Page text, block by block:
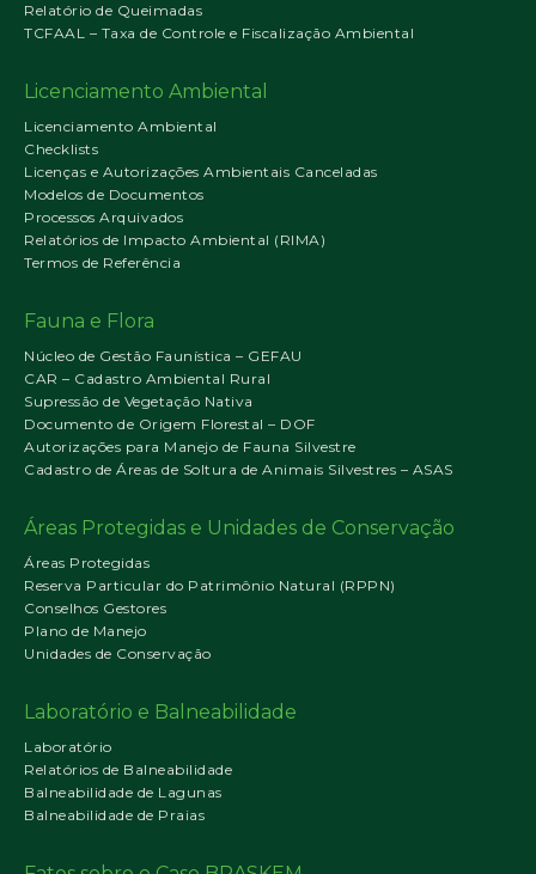
Relatório de Queimadas
TCFAAL – Taxa de Controle e Fiscalização Ambiental
Licenciamento Ambiental
Licenciamento Ambiental
Checklists
Licenças e Autorizações Ambientais Canceladas
Modelos de Documentos
Processos Arquivados
Relatórios de Impacto Ambiental (RIMA)
Termos de Referência
Fauna e Flora
Núcleo de Gestão Faunística – GEFAU
CAR – Cadastro Ambiental Rural
Supressão de Vegetação Nativa
Documento de Origem Florestal – DOF
Autorizações para Manejo de Fauna Silvestre
Cadastro de Áreas de Soltura de Animais Silvestres – ASAS
Áreas Protegidas e Unidades de Conservação
Áreas Protegidas
Reserva Particular do Patrimônio Natural (RPPN)
Conselhos Gestores
Plano de Manejo
Unidades de Conservação
Laboratório e Balneabilidade
Laboratório
Relatórios de Balneabilidade
Balneabilidade de Lagunas
Balneabilidade de Praias